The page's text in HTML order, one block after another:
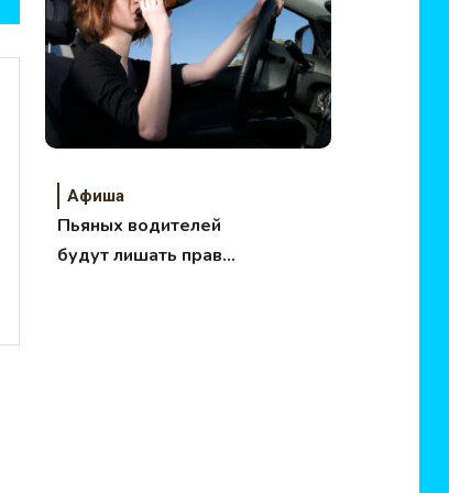
Афиша
Пьяных водителей
будут лишать прав